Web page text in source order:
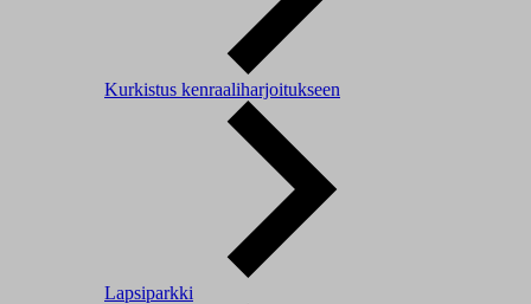
Kurkistus kenraaliharjoitukseen
Lapsiparkki